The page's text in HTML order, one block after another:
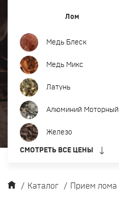
Закупка оргтехники и
Контакты
Прием лома цветных и черных
Лом
Медь Блеск
Медь Микс
Латунь
Алюминий Моторный
Железо
СМОТРЕТЬ ВСЕ ЦЕНЫ
/ Каталог / Прием